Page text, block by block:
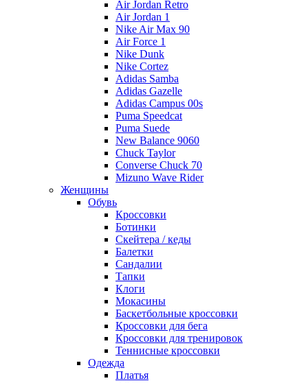
Air Jordan Retro
Air Jordan 1
Nike Air Max 90
Air Force 1
Nike Dunk
Nike Cortez
Adidas Samba
Adidas Gazelle
Adidas Campus 00s
Puma Speedcat
Puma Suede
New Balance 9060
Chuck Taylor
Converse Chuck 70
Mizuno Wave Rider
Женщины
Обувь
Кроссовки
Ботинки
Скейтера / кеды
Балетки
Сандалии
Тапки
Клоги
Мокасины
Баскетбольные кроссовки
Кроссовки для бега
Кроссовки для тренировок
Теннисные кроссовки
Одежда
Платья